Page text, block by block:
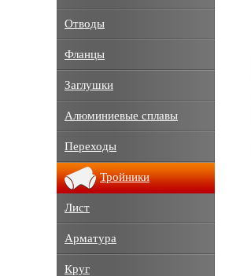
Отводы
Фланцы
Заглушки
Алюминиевые сплавы
Переходы
Тройники
Лист
Арматура
Круг